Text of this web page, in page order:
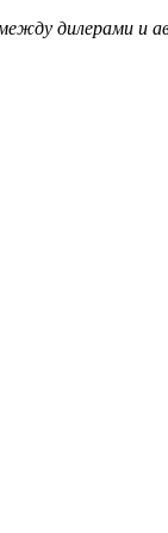
дилерами и